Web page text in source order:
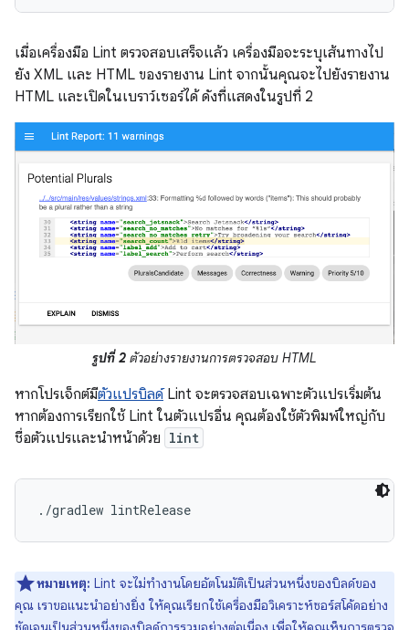
เมื่อเครื่องมือ Lint ตรวจสอบเสร็จแล้ว เครื่องมือจะระบุเส้นทางไป
ยัง XML และ HTML ของรายงาน Lint จากนั้นคุณจะไปยังรายงาน
HTML และเปิดในเบราว์เซอร์ได้ ดังที่แสดงในรูปที่ 2
รูปที่ 2 ตัวอย่างรายงานการตรวจสอบ HTML
หากโปรเจ็กต์มีตัวแปรบิลด์Lint จะตรวจสอบเฉพาะตัวแปรเริ่มต้น
หากต้องการเรียกใช้ Lint ในตัวแปรอื่น คุณต้องใช้ตัวพิมพ์ใหญ่กับ
ชื่อตัวแปรและนำหน้าด้วย lint
หมายเหตุ: Lint จะไม่ทำงานโดยอัตโนมัติเป็นส่วนหนึ่งของบิลด์ของ
คุณ เราขอแนะนำอย่างยิ่ง ให้คุณเรียกใช้เครื่องมือวิเคราะห์ซอร์สโค้ดอย่าง